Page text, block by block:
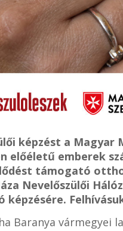
képzést a
emberek
támogató
Nevelőszülői
Baranya vármegyei